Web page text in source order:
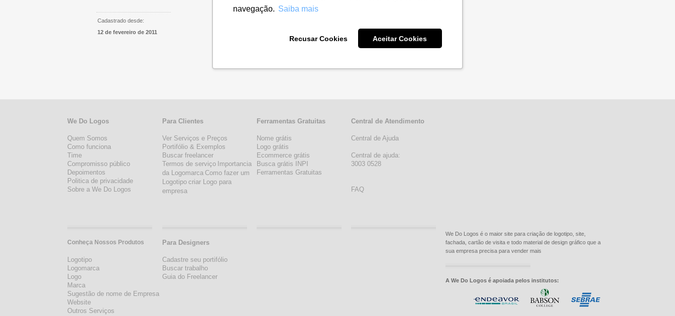
navegação. Saiba mais
Recusar Cookies Aceitar Cookies
Cadastrado desde:
12 de fevereiro de 2011
We Do Logos
Quem Somos
Como funciona
Time
Compromisso público
Depoimentos
Politica de privacidade
Sobre a We Do Logos
Conheça Nossos Produtos
Logotipo
Logomarca
Logo
Marca
Sugestão de nome de Empresa
Website
Outros Serviços
Para Clientes
Ver Serviços e Preços
Portifólio & Exemplos
Buscar freelancer
Termos de serviço Importancia
da Logomarca Como fazer um
Logotipo criar Logo para
empresa
Para Designers
Cadastre seu portifólio
Buscar trabalho
Guia do Freelancer
Ferramentas Gratuitas
Nome grátis
Logo grátis
Ecommerce grátis
Busca grátis INPI
Ferramentas Gratuitas
Central de Atendimento
Central de Ajuda
Central de ajuda:
3003 0528
FAQ
We Do Logos é o maior site para criação de logotipo, site,
fachada, cartão de visita e todo material de design gráfico que a
sua empresa precisa para vender mais
A We Do Logos é apoiada pelos institutos: